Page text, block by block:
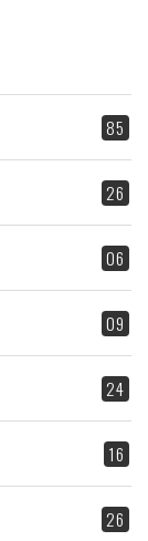
85
26
06
09
24
16
26